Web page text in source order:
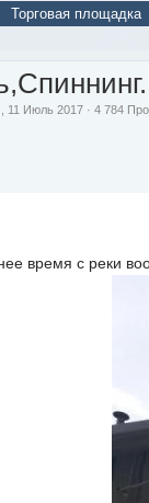
Торговая площадка
, 11 Июль 2017 · 4 784
время с реки